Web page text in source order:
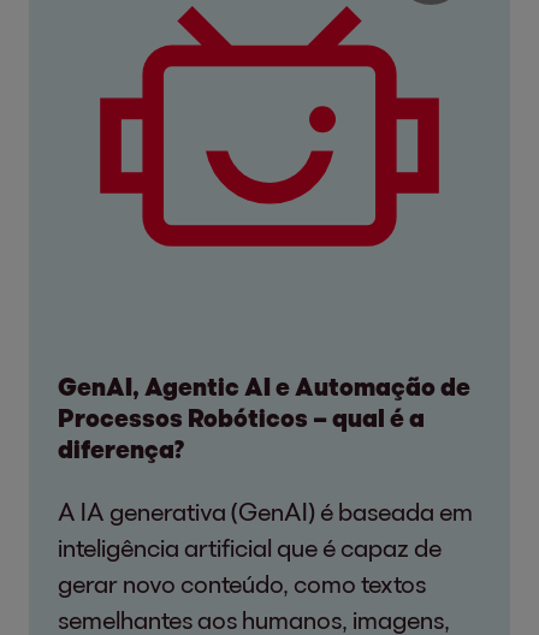
GenAI, Agentic AI e Automação de
Processos Robóticos – qual é a
diferença?
A IA generativa (GenAI) é baseada em
inteligência artificial que é capaz de
gerar novo conteúdo, como textos
semelhantes aos humanos, imagens,